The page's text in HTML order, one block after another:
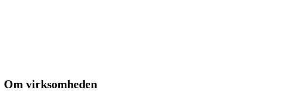
Om virksomheden